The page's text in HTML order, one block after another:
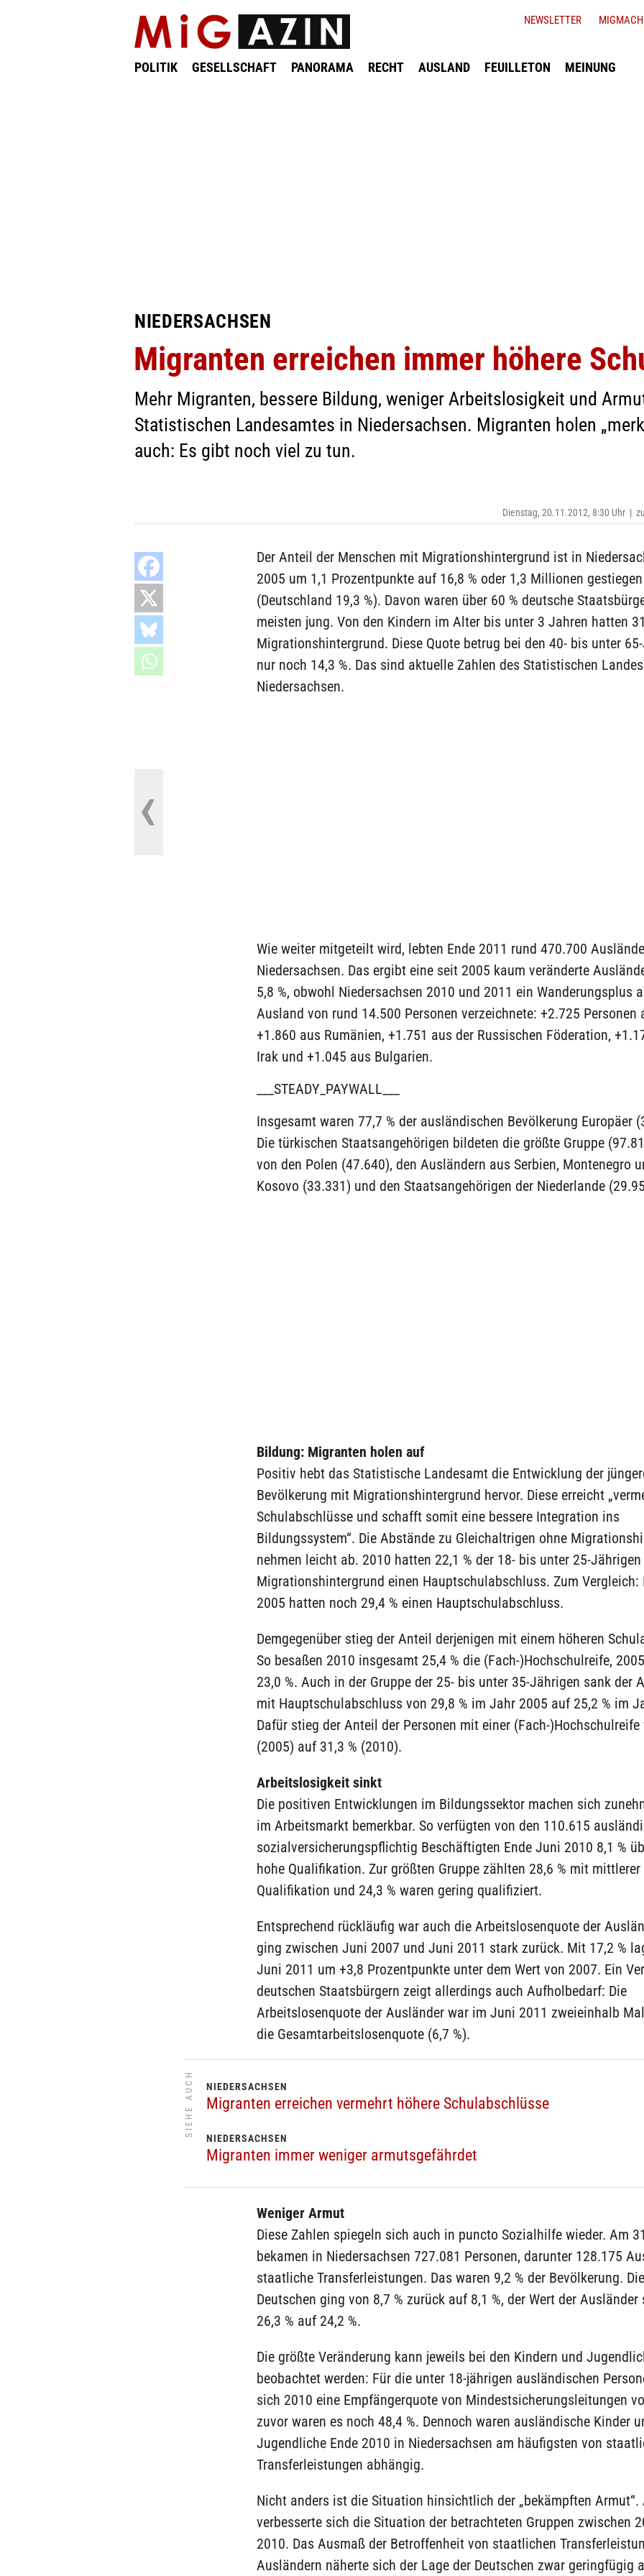
POLITIK GESELLSCHAFT PANORAMA RECHT AUSLAND FEUILLETON MEINUNG
NEWSLETTER
NIEDERSACHSEN
Migranten erreichen immer höhere
Mehr Migranten, bessere Bildung, weniger Arbeitslosigkeit und
Statistischen Landesamtes in Niedersachsen. Migranten holen
auch: Es gibt noch viel zu tun.
Dienstag, 20.11.2012, 8:30 Uhr |
Der Anteil der Menschen mit Migrationshintergrund ist in
2005 um 1,1 Prozentpunkte auf 16,8 % oder 1,3 Millionen gestiegen
(Deutschland 19,3 %). Davon waren über 60 % deutsche
meisten jung. Von den Kindern im Alter bis unter 3 Jahren hatten
Migrationshintergrund. Diese Quote betrug bei den 40- bis unter
nur noch 14,3 %. Das sind aktuelle Zahlen des Statistischen
Niedersachsen.
Wie weiter mitgeteilt wird, lebten Ende 2011 rund 470.700
Niedersachsen. Das ergibt eine seit 2005 kaum veränderte
5,8 %, obwohl Niedersachsen 2010 und 2011 ein Wanderungsplus
Ausland von rund 14.500 Personen verzeichnete: +2.725 Personen
+1.860 aus Rumänien, +1.751 aus der Russischen Föderation,
Irak und +1.045 aus Bulgarien.
___STEADY_PAYWALL___
Insgesamt waren 77,7 % der ausländischen Bevölkerung Europäer
Die türkischen Staatsangehörigen bildeten die größte Gruppe
von den Polen (47.640), den Ausländern aus Serbien, Montenegro
Kosovo (33.331) und den Staatsangehörigen der Niederlande
Bildung: Migranten holen auf
Positiv hebt das Statistische Landesamt die Entwicklung der
Bevölkerung mit Migrationshintergrund hervor. Diese erreicht
Schulabschlüsse und schafft somit eine bessere Integration ins
Bildungssystem“. Die Abstände zu Gleichaltrigen ohne
nehmen leicht ab. 2010 hatten 22,1 % der 18- bis unter 25-
Migrationshintergrund einen Hauptschulabschluss. Zum Vergleich:
2005 hatten noch 29,4 % einen Hauptschulabschluss.
Demgegenüber stieg der Anteil derjenigen mit einem höheren
So besaßen 2010 insgesamt 25,4 % die (Fach-)Hochschulreife,
23,0 %. Auch in der Gruppe der 25- bis unter 35-Jährigen sank der
mit Hauptschulabschluss von 29,8 % im Jahr 2005 auf 25,2 % im
Dafür stieg der Anteil der Personen mit einer (Fach-)Hochschulreife
(2005) auf 31,3 % (2010).
Arbeitslosigkeit sinkt
Die positiven Entwicklungen im Bildungssektor machen sich
im Arbeitsmarkt bemerkbar. So verfügten von den 110.615
sozialversicherungspflichtig Beschäftigten Ende Juni 2010 8,1 %
hohe Qualifikation. Zur größten Gruppe zählten 28,6 % mit mittlerer
Qualifikation und 24,3 % waren gering qualifiziert.
Entsprechend rückläufig war auch die Arbeitslosenquote der
ging zwischen Juni 2007 und Juni 2011 stark zurück. Mit 17,2 %
Juni 2011 um +3,8 Prozentpunkte unter dem Wert von 2007. Ein
deutschen Staatsbürgern zeigt allerdings auch Aufholbedarf: Die
Arbeitslosenquote der Ausländer war im Juni 2011 zweieinhalb
die Gesamtarbeitslosenquote (6,7 %).
SIEHE AUCH NIEDERSACHSEN
Migranten erreichen vermehrt höhere Schulabschlüsse
NIEDERSACHSEN
Migranten immer weniger armutsgefährdet
Weniger Armut
Diese Zahlen spiegeln sich auch in puncto Sozialhilfe wieder. Am
bekamen in Niedersachsen 727.081 Personen, darunter 128.175
staatliche Transferleistungen. Das waren 9,2 % der Bevölkerung.
Deutschen ging von 8,7 % zurück auf 8,1 %, der Wert der Ausländer
26,3 % auf 24,2 %.
Die größte Veränderung kann jeweils bei den Kindern und
beobachtet werden: Für die unter 18-jährigen ausländischen
sich 2010 eine Empfängerquote von Mindestsicherungsleitungen
zuvor waren es noch 48,4 %. Dennoch waren ausländische Kinder
Jugendliche Ende 2010 in Niedersachsen am häufigsten von
Transferleistungen abhängig.
Nicht anders ist die Situation hinsichtlich der „bekämpften Armut“.
verbesserte sich die Situation der betrachteten Gruppen zwischen
2010. Das Ausmaß der Betroffenheit von staatlichen
Ausländern näherte sich der Lage der Deutschen zwar geringfügig